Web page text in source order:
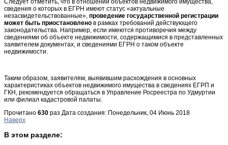
Следует отметить, что в отношении объектов недвижимого имущества,
сведения о которых в ЕГРН имеют статус «актуальные
незасвидетельствованные», проведение государственной регистрации
может быть приостановлено в рамках требований действующего
законодательства. Например, если имеются противоречия между
сведениями об объекте недвижимости, содержащимися в представленных
заявителем документах, и сведениями ЕГРН о таком объекте
недвижимости.
Таким образом, заявителям, выявившим расхождения в основных
характеристиках объектов недвижимого имущества в сведениях ЕГРП и
ГКН, рекомендуется обращаться в Управление Росреестра по Удмуртии
или филиал кадастровой палаты.
Прочитано 630 раз Дата создания: Понедельник, 04 Июнь 2018
Наверх
В этом разделе: